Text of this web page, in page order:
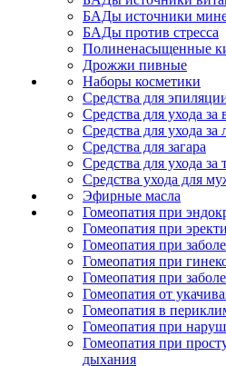
БАДы источники
БАДы против стресса
Полиненасыщенные
Дрожжи пивные
Наборы косметики
Средства для
Средства для ухода за
Средства для ухода за
Средства для загара
Средства для ухода за
Средства ухода для
Эфирные масла
Гомеопатия при
Гомеопатия при
Гомеопатия при
Гомеопатия при
Гомеопатия при
Гомеопатия от
Гомеопатия в
Гомеопатия при
Гомеопатия при
дыхания